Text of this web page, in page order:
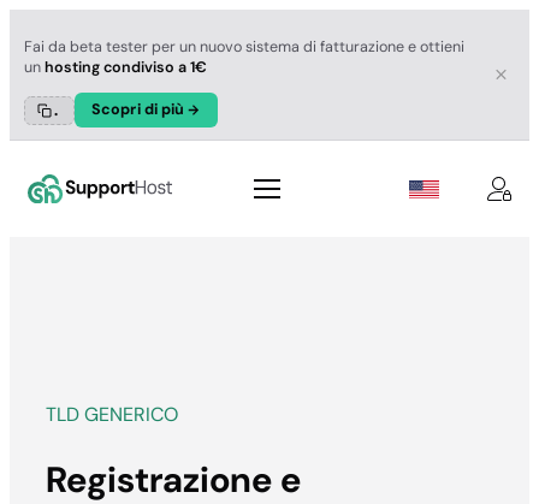
Fai da beta tester per un nuovo sistema di fatturazione e ottieni
unhosting condiviso a 1€
. Scopri di più
contenuto
TLD GENERICO
Registrazione e